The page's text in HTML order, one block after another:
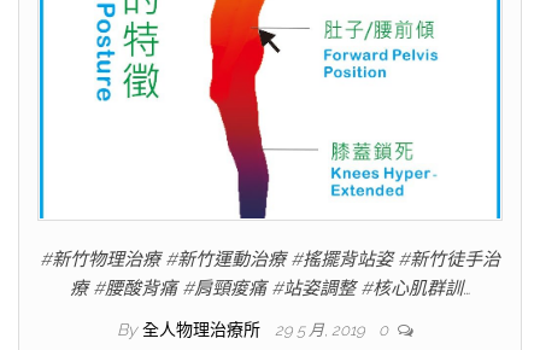
#新竹物理治療 #新竹運動治療 #搖擺背站姿 #新竹徒手治
療 #腰酸背痛 #肩頸痠痛 #站姿調整 #核心肌群訓…
By 全人物理治療所 29 5 月, 2019 0